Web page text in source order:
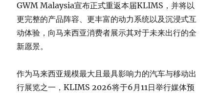
GWM Malaysia宣布正式重返本届KLIMS，并将以
更完整的产品阵容、更丰富的动力系统以及沉浸式互
动体验，向马来西亚消费者展示其对于未来出行的全
新愿景。
作为马来西亚规模最大且最具影响力的汽车与移动出
行展览之一，KLIMS 2026将于6月11日举行媒体预